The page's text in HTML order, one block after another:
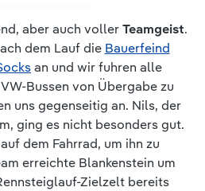
aber auch vollerTeamgeist.
dem Lauf die Bauerfeind
an und wir fuhren alle
Bussen von Übergabe zu
uns gegenseitig an. Nils, der
ging es nicht besonders gut.
dem Fahrrad, um ihn zu
erreichte Blankenstein um
Zielzelt bereits